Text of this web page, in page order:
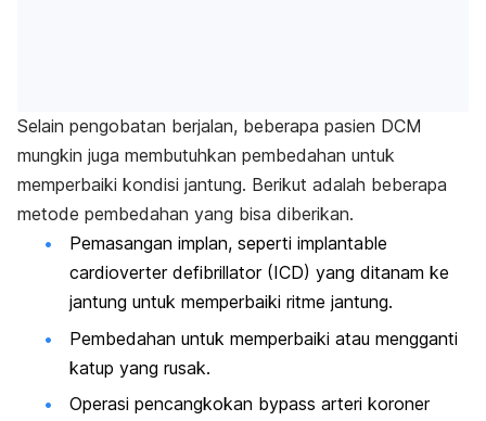
Selain pengobatan berjalan, beberapa pasien DCM
mungkin juga membutuhkan pembedahan untuk
memperbaiki kondisi jantung. Berikut adalah beberapa
metode pembedahan yang bisa diberikan.
Pemasangan implan, seperti implantable
cardioverter defibrillator(ICD) yang ditanam ke
jantung untuk memperbaiki ritme jantung.
Pembedahan untuk memperbaiki atau mengganti
katup yang rusak.
Operasi pencangkokan bypass arteri koroner